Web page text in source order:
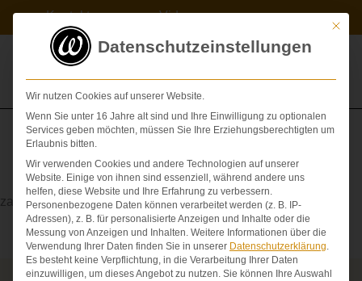
springen
Kontakt Videos
Dens axis
zahnförmiger Fortsatz des zweiten Halswirbels
Mit
Datenschutzeinstellungen
Wir nutzen Cookies auf unserer Website.
Wenn Sie unter 16 Jahre alt sind und Ihre Einwilligung zu optionalen
Services geben möchten, müssen Sie Ihre Erziehungsberechtigten um
Erlaubnis bitten.
Wir verwenden Cookies und andere Technologien auf unserer
Website. Einige von ihnen sind essenziell, während andere uns
helfen, diese Website und Ihre Erfahrung zu verbessern.
Personenbezogene Daten können verarbeitet werden (z. B. IP-
Adressen), z. B. für personalisierte Anzeigen und Inhalte oder die
Messung von Anzeigen und Inhalten. Weitere Informationen über die
Verwendung Ihrer Daten finden Sie in unserer Datenschutzerklärung.
Es besteht keine Verpflichtung, in die Verarbeitung Ihrer Daten
einzuwilligen, um dieses Angebot zu nutzen. Sie können Ihre Auswahl